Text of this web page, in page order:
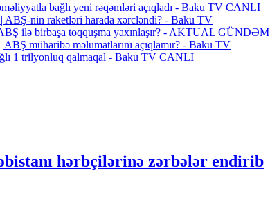
bağlı yeni rəqəmləri açıqladı - Baku TV CANLI
ABŞ-nin raketləri harada xərcləndi? - Baku TV
ilə birbaşa toqquşma yaxınlaşır? - AKTUAL GÜNDƏM
müharibə məlumatlarını açıqlamır? - Baku TV
1 trilyonluq qalmaqal - Baku TV CANLI
hərbçilərinə zərbələr endirib